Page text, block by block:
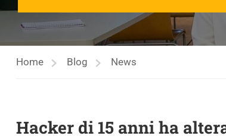
Home Blog News
Hacker di 15 anni ha